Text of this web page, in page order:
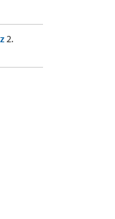
2.